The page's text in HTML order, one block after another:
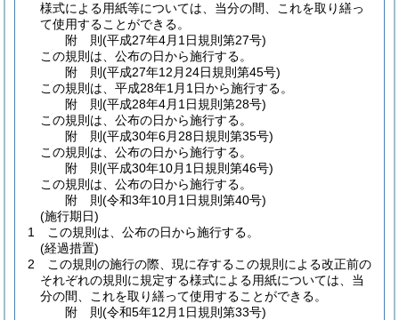
様式による用紙等については、当分の間、これを取り繕っ
て使用することができる。
附 則(平成27年4月1日規則第27号)
この規則は、公布の日から施行する。
附 則(平成27年12月24日規則第45号)
この規則は、平成28年1月1日から施行する。
附 則(平成28年4月1日規則第28号)
この規則は、公布の日から施行する。
附 則(平成30年6月28日規則第35号)
この規則は、公布の日から施行する。
附 則(平成30年10月1日規則第46号)
この規則は、公布の日から施行する。
附 則(令和3年10月1日規則第40号)
(施行期日)
1
この規則は、公布の日から施行する。
(経過措置)
2
この規則の施行の際、現に存するこの規則による改正前の
それぞれの規則に規定する様式による用紙については、当
分の間、これを取り繕って使用することができる。
附 則(令和5年12月1日規則第33号)